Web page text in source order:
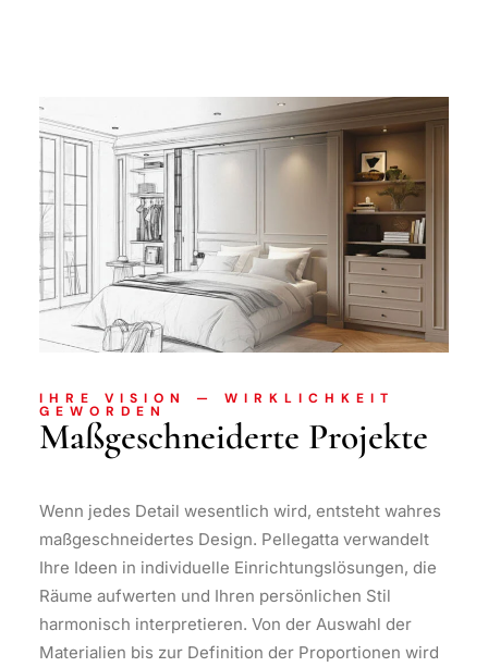
IHRE VISION — WIRKLICHKEIT
GEWORDEN
Maßgeschneiderte Projekte
Wenn jedes Detail wesentlich wird, entsteht wahres
maßgeschneidertes Design. Pellegatta verwandelt
Ihre Ideen in individuelle Einrichtungslösungen, die
Räume aufwerten und Ihren persönlichen Stil
harmonisch interpretieren. Von der Auswahl der
Materialien bis zur Definition der Proportionen wird